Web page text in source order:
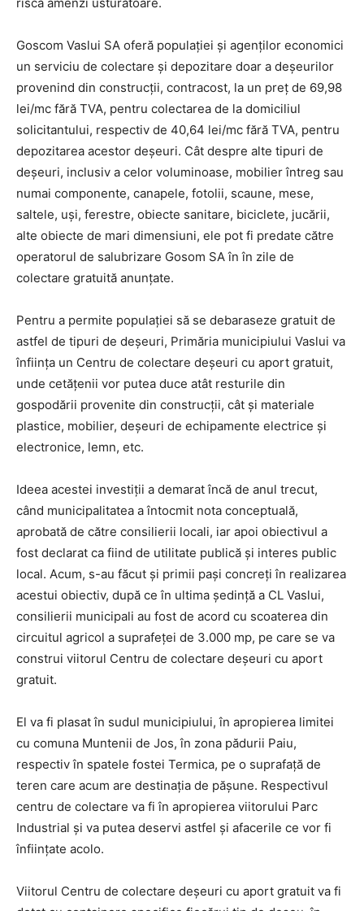
Goscom Vaslui SA oferă populației și agenților economici
un serviciu de colectare și depozitare doar a deșeurilor
provenind din construcții, contracost, la un preț de 69,98
lei/mc fără TVA, pentru colectarea de la domiciliul
solicitantului, respectiv de 40,64 lei/mc fără TVA, pentru
depozitarea acestor deșeuri. Cât despre alte tipuri de
deșeuri, inclusiv a celor voluminoase, mobilier întreg sau
numai componente, canapele, fotolii, scaune, mese,
saltele, uşi, ferestre, obiecte sanitare, biciclete, jucării,
alte obiecte de mari dimensiuni, ele pot fi predate către
operatorul de salubrizare Gosom SA în în zile de
colectare gratuită anunțate.
Pentru a permite populației să se debaraseze gratuit de
astfel de tipuri de deșeuri, Primăria municipiului Vaslui va
înființa un Centru de colectare deșeuri cu aport gratuit,
unde cetățenii vor putea duce atât resturile din
gospodării provenite din construcții, cât și materiale
plastice, mobilier, deșeuri de echipamente electrice și
electronice, lemn, etc.
Ideea acestei investiții a demarat încă de anul trecut,
când municipalitatea a întocmit nota conceptuală,
aprobată de către consilierii locali, iar apoi obiectivul a
fost declarat ca fiind de utilitate publică și interes public
local. Acum, s-au făcut și primii pași concreți în realizarea
acestui obiectiv, după ce în ultima ședință a CL Vaslui,
consilierii municipali au fost de acord cu scoaterea din
circuitul agricol a suprafeței de 3.000 mp, pe care se va
construi viitorul Centru de colectare deșeuri cu aport
gratuit.
El va fi plasat în sudul municipiului, în apropierea limitei
cu comuna Muntenii de Jos, în zona pădurii Paiu,
respectiv în spatele fostei Termica, pe o suprafață de
teren care acum are destinația de pășune. Respectivul
centru de colectare va fi în apropierea viitorului Parc
Industrial și va putea deservi astfel și afacerile ce vor fi
înființate acolo.
Viitorul Centru de colectare deșeuri cu aport gratuit va fi